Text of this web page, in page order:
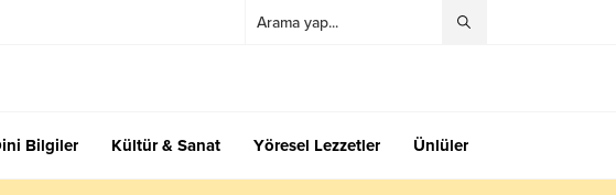
Bilgiler Kültür & Sanat Yöresel Lezzetler Ünlüler